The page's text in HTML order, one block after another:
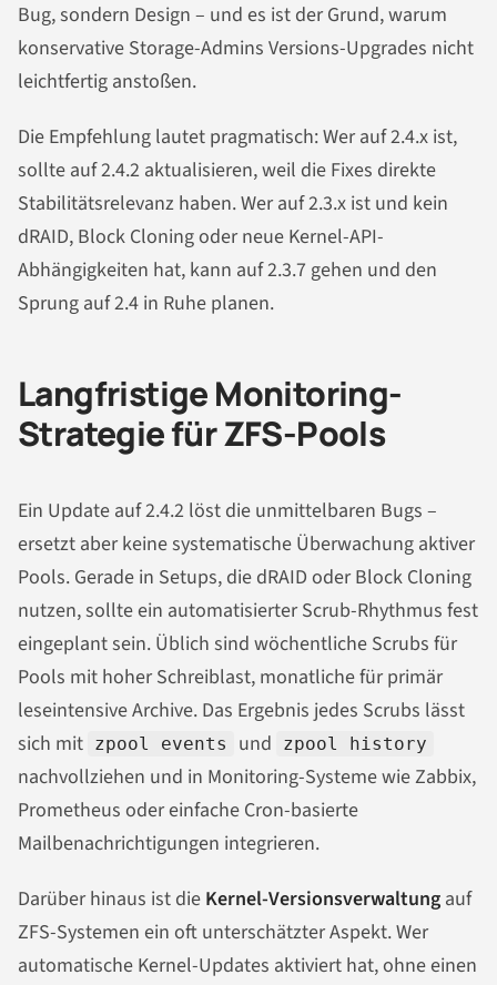
Bug, sondern Design – und es ist der Grund, warum
konservative Storage-Admins Versions-Upgrades nicht
leichtfertig anstoßen.
Die Empfehlung lautet pragmatisch: Wer auf 2.4.x ist,
sollte auf 2.4.2 aktualisieren, weil die Fixes direkte
Stabilitätsrelevanz haben. Wer auf 2.3.x ist und kein
dRAID, Block Cloning oder neue Kernel-API-
Abhängigkeiten hat, kann auf 2.3.7 gehen und den
Sprung auf 2.4 in Ruhe planen.
Langfristige Monitoring-
Strategie für ZFS-Pools
Ein Update auf 2.4.2 löst die unmittelbaren Bugs –
ersetzt aber keine systematische Überwachung aktiver
Pools. Gerade in Setups, die dRAID oder Block Cloning
nutzen, sollte ein automatisierter Scrub-Rhythmus fest
eingeplant sein. Üblich sind wöchentliche Scrubs für
Pools mit hoher Schreiblast, monatliche für primär
leseintensive Archive. Das Ergebnis jedes Scrubs lässt
sich mit zpool events und zpool history
nachvollziehen und in Monitoring-Systeme wie Zabbix,
Prometheus oder einfache Cron-basierte
Mailbenachrichtigungen integrieren.
Darüber hinaus ist die Kernel-Versionsverwaltung auf
ZFS-Systemen ein oft unterschätzter Aspekt. Wer
automatische Kernel-Updates aktiviert hat, ohne einen